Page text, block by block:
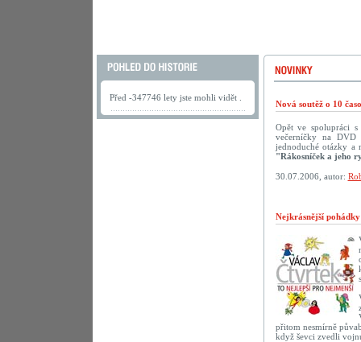
Před -347746 lety jste mohli vidět .
Nová soutěž o 10
Opět ve spolupráci
večerníčky na DVD
jednoduché otázky a
"Rákosníček a jeho
30.07.2006, autor:
Nejkrásnější
přitom nesmírně
když ševci zvedli